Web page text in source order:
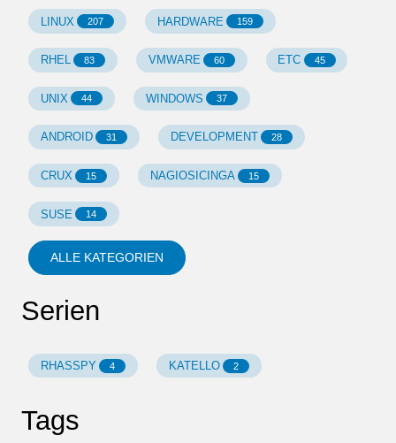
LINUX 207 HARDWARE 159
RHEL 83 VMWARE 60 ETC 45
UNIX 44 WINDOWS 37
ANDROID 31 DEVELOPMENT 28
CRUX 15 NAGIOSICINGA 15
SUSE 14
ALLE KATEGORIEN
Serien
RHASSPY 4 KATELLO 2
Tags